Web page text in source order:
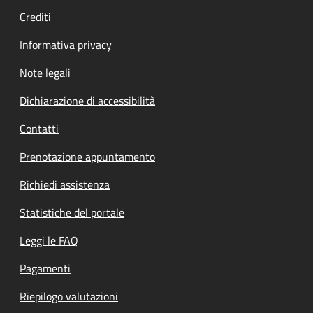
Crediti
Informativa privacy
Note legali
Dichiarazione di accessibilità
Contatti
Prenotazione appuntamento
Richiedi assistenza
Statistiche del portale
Leggi le FAQ
Pagamenti
Riepilogo valutazioni